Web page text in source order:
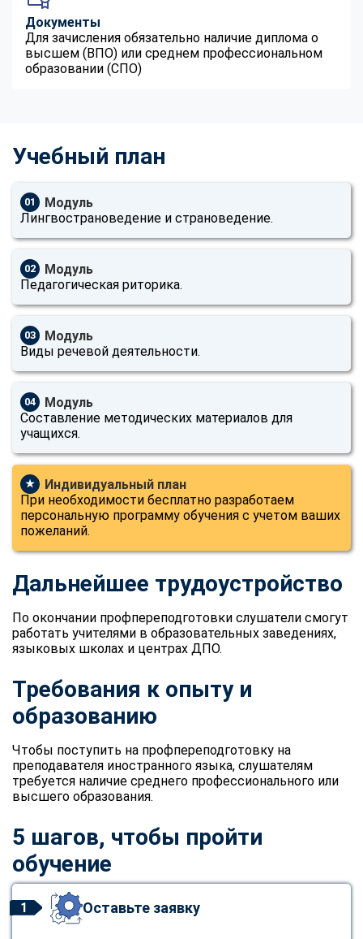
Документы
Для зачисления обязательно наличие диплома о
высшем (ВПО) или среднем профессиональном
образовании (СПО)
Учебный план
01
Модуль
Лингвострановедение и страноведение.
02
Модуль
Педагогическая риторика.
03
Модуль
Виды речевой деятельности.
04
Модуль
Составление методических материалов для
учащихся.
★
Индивидуальный план
При необходимости бесплатно разработаем
персональную программу обучения с учетом ваших
пожеланий.
Дальнейшее трудоустройство
По окончании профпереподготовки слушатели смогут
работать учителями в образовательных заведениях,
языковых школах и центрах ДПО.
Требования к опыту и
образованию
Чтобы поступить на профпереподготовку на
преподавателя иностранного языка, слушателям
требуется наличие среднего профессионального или
высшего образования.
5 шагов, чтобы пройти
обучение
1 Оставьте заявку